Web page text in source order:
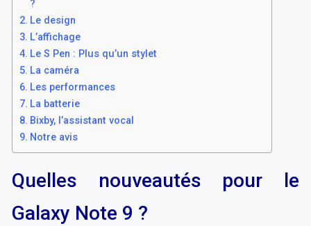
?
Le design
L’affichage
Le S Pen : Plus qu’un stylet
La caméra
Les performances
La batterie
Bixby, l’assistant vocal
Notre avis
Quelles nouveautés pour le
Galaxy Note 9 ?